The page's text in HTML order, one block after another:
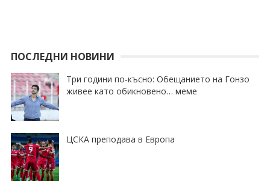
ПОСЛЕДНИ НОВИНИ
Три години по-късно: Обещанието на Гонзо
живее като обикновено… меме
ЦСКА преподава в Европа